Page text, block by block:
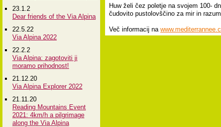
23.1.2
Dear friends of the Via Alpina
22.5.22
Via Alpina 2022
22.2.2
Via Alpina: zagotoviti ji
moramo prihodnost!
21.12.20
Via Alpina Explorer 2022
21.11.20
Reading Mountains Event
2021: 4km/h a pilgrimage
along the Via Alpina
Huw želi čez poletje na svojem 100-
čudovito pustolovščino za mir in
Več informacij na